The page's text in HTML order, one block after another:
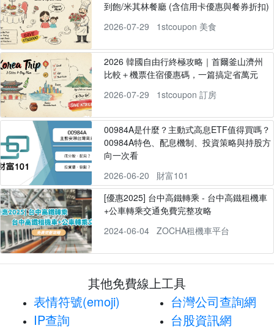
到飽/米其林餐廳 (含信用卡優惠與餐券折扣)
2026-07-29
1stcoupon 美食
2026 韓國自由行終極攻略｜首爾釜山濟州
比較＋機票住宿優惠碼，一篇搞定省萬元
2026-07-29
1stcoupon 訂房
00984A是什麼？主動式高息ETF值得買嗎？
00984A特色、配息機制、投資策略與持股方
向一次看
2026-06-20
財富101
[優惠2025] 台中高鐵轉乘 - 台中高鐵租機車
+公車轉乘交通免費完整攻略
2024-06-04
ZOCHA租機車平台
其他免費線上工具
表情符號(emoji)
IP查詢
台灣公司查詢網
台股資訊網